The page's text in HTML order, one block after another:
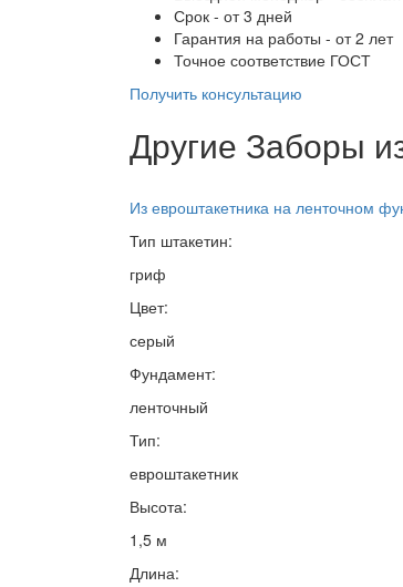
Срок - от 3 дней
Гарантия на работы - от 2 лет
Точное соответствие ГОСТ
Получить консультацию
Другие Заборы
Из евроштакетника на ленточном
Тип штакетин:
гриф
Цвет:
серый
Фундамент:
ленточный
Тип:
евроштакетник
Высота:
1,5 м
Длина: